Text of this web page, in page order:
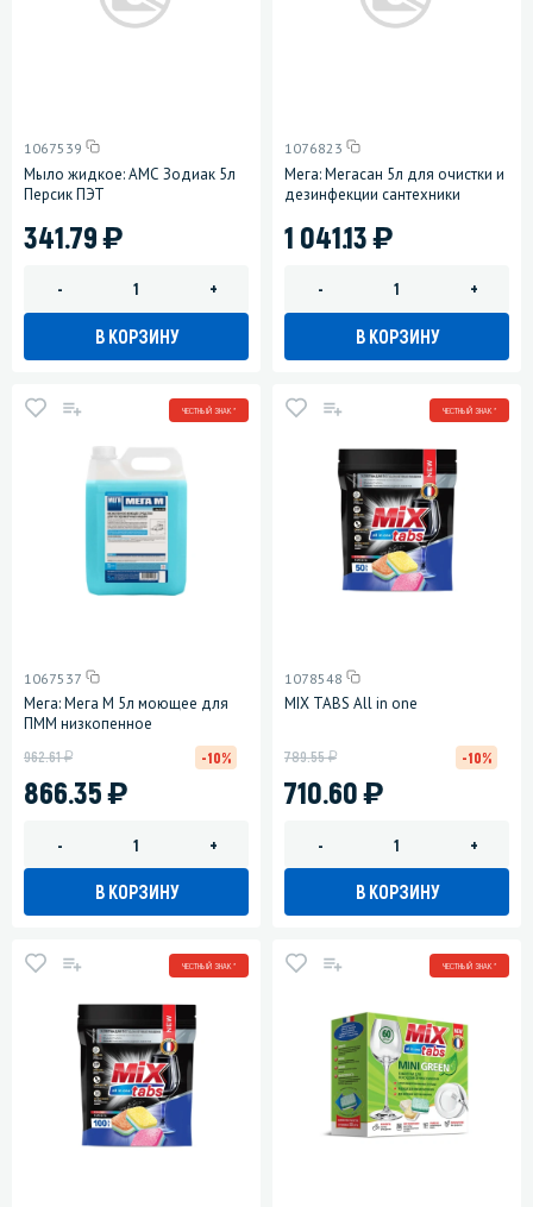
1067539
Мыло жидкое: АМС Зодиак 5л
Персик ПЭТ
341.79)
- +
В КОРЗИНУ
1076823
Мега: Мегасан 5л для очистки и
дезинфекции сантехники
1 041.13)
- +
В КОРЗИНУ
ЧЕСТНЫЙ ЗНАК *
1067537
Мега: Мега М 5л моющее для
ПММ низкопенное
866.35)
962.61у -10%
- +
В КОРЗИНУ
ЧЕСТНЫЙ ЗНАК *
1078548
MIX TABS All in one
710.60)
789.55у -10%
- +
В КОРЗИНУ
ЧЕСТНЫЙ ЗНАК * ЧЕСТНЫЙ ЗНАК *